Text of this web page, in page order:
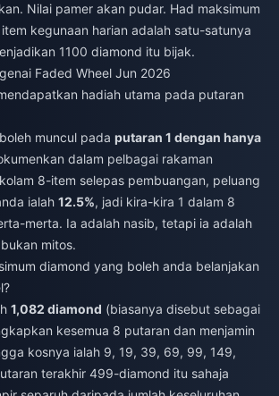
Nilai pamer akan pudar. Had maksimum
kegunaan harian adalah satu-satunya
1100 diamond itu bijak.
Faded Wheel Jun 2026
hadiah utama pada putaran
muncul pada putaran 1 dengan hanya
dalam pelbagai rakaman
8-item selepas pembuangan, peluang
ialah 12.5%, jadi kira-kira 1 dalam 8
merta. Ia adalah nasib, tetapi ia adalah
mitos.
diamond yang boleh anda belanjakan
1,082 diamond (biasanya disebut sebagai
kesemua 8 putaran dan menjamin
kosnya ialah 9, 19, 39, 69, 99, 149,
terakhir 499-diamond itu sahaja